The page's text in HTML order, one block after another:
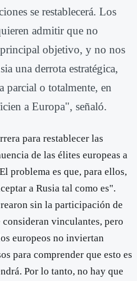
se restablecerá. Los
admitir que no
objetivo, y no nos
una derrota estratégica,
parcial o totalmente, en
a Europa", señaló.
para restablecer las
de las élites europeas a
problema es que, para ellos,
a Rusia tal como es".
sin la participación de
vinculantes, pero
europeos no inviertan
para comprender que esto es
Por lo tanto, no hay que